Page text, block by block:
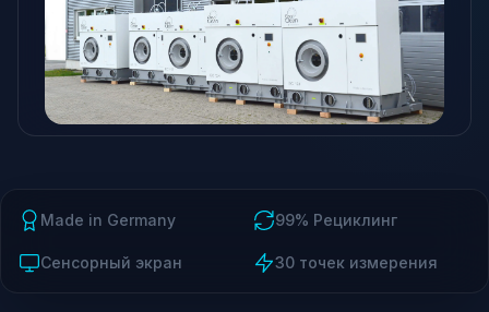
Made in Germany 99% Рециклинг
Сенсорный экран 30 точек измерения